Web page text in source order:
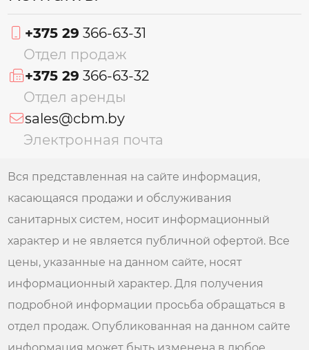
+375 29 366-63-31
Отдел продаж
+375 29 366-63-32
Отдел аренды
sales@cbm.by
Электронная почта
Вся представленная на сайте информация,
касающаяся продажи и обслуживания
санитарных систем, носит информационный
характер и не является публичной офертой. Все
цены, указанные на данном сайте, носят
информационный характер. Для получения
подробной информации просьба обращаться в
отдел продаж. Опубликованная на данном сайте